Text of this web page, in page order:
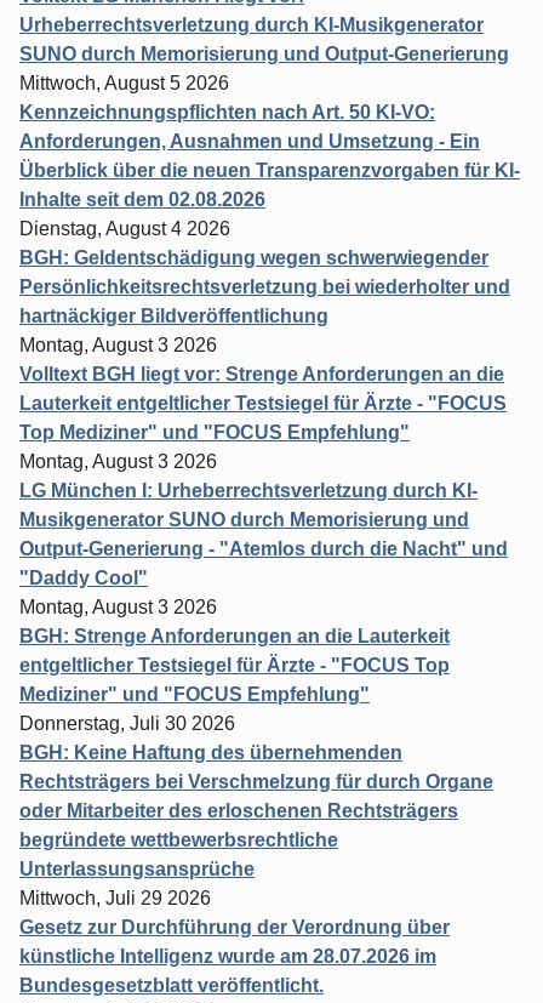
Urheberrechtsverletzung durch KI-Musikgenerator
SUNO durch Memorisierung und Output-Generierung
Mittwoch, August 5 2026
Kennzeichnungspflichten nach Art. 50 KI-VO:
Anforderungen, Ausnahmen und Umsetzung - Ein
Überblick über die neuen Transparenzvorgaben für KI-
Inhalte seit dem 02.08.2026
Dienstag, August 4 2026
BGH: Geldentschädigung wegen schwerwiegender
Persönlichkeitsrechtsverletzung bei wiederholter und
hartnäckiger Bildveröffentlichung
Montag, August 3 2026
Volltext BGH liegt vor: Strenge Anforderungen an die
Lauterkeit entgeltlicher Testsiegel für Ärzte - "FOCUS
Top Mediziner" und "FOCUS Empfehlung"
Montag, August 3 2026
LG München I: Urheberrechtsverletzung durch KI-
Musikgenerator SUNO durch Memorisierung und
Output-Generierung - "Atemlos durch die Nacht" und
"Daddy Cool"
Montag, August 3 2026
BGH: Strenge Anforderungen an die Lauterkeit
entgeltlicher Testsiegel für Ärzte - "FOCUS Top
Mediziner" und "FOCUS Empfehlung"
Donnerstag, Juli 30 2026
BGH: Keine Haftung des übernehmenden
Rechtsträgers bei Verschmelzung für durch Organe
oder Mitarbeiter des erloschenen Rechtsträgers
begründete wettbewerbsrechtliche
Unterlassungsansprüche
Mittwoch, Juli 29 2026
Gesetz zur Durchführung der Verordnung über
künstliche Intelligenz wurde am 28.07.2026 im
Bundesgesetzblatt veröffentlicht.